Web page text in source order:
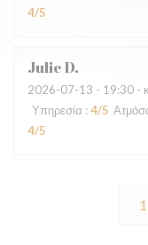
4/5
JulieD
2026-07-13 - 19:30 -
Υπηρεσία : 4/5
4/5
1